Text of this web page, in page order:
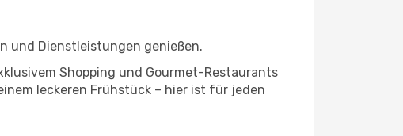
und Dienstleistungen genießen.
Shopping und Gourmet-Restaurants
leckeren Frühstück – hier ist für jeden